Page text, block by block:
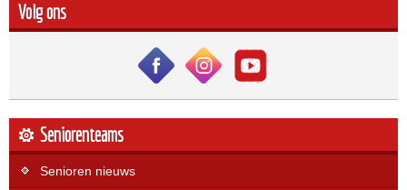
Volg ons
Seniorenteams
Senioren nieuws